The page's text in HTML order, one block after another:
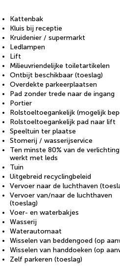
Kattenbak
Kluis bij receptie
Kruidenier / supermarkt
Ledlampen
Lift
Milieuvriendelijke toiletartikelen
Ontbijt beschikbaar (toeslag)
Overdekte parkeerplaatsen
Pad zonder trede naar de ingang
Portier
Rolstoeltoegankelijk (mogelijk
Rolstoeltoegankelijk pad naar lift
Speeltuin ter plaatse
Stomerij / wasserijservice
Ten minste 80% van de verlichting
werkt met leds
Tuin
Uitgebreid recyclingbeleid
Vervoer naar de luchthaven
Vervoer van/naar de luchthaven
(toeslag)
Voer- en waterbakjes
Wasserij
Waterautomaat
Wisselen van beddengoed (op
Wisselen van handdoeken (op
Zelf parkeren (toeslag)